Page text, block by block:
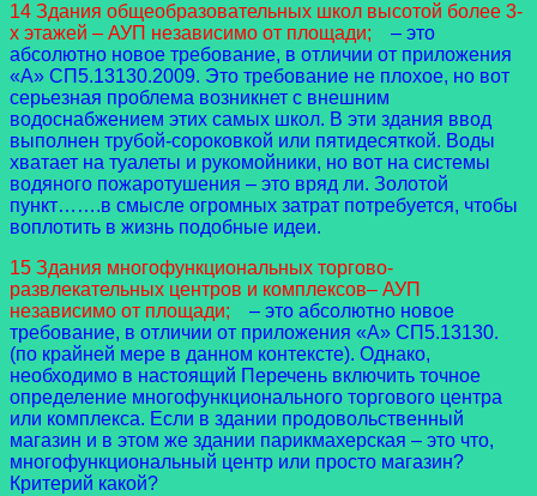
14 Здания общеобразовательных школ высотой более 3-
х этажей – АУП независимо от площади;
– это
абсолютно новое требование, в отличии от приложения
«А» СП5.13130.2009. Это требование не плохое, но вот
серьезная проблема возникнет с внешним
водоснабжением этих самых школ. В эти здания ввод
выполнен трубой-сороковкой или пятидесяткой. Воды
хватает на туалеты и рукомойники, но вот на системы
водяного пожаротушения – это вряд ли. Золотой
пункт…….в смысле огромных затрат потребуется, чтобы
воплотить в жизнь подобные идеи.
15 Здания многофункциональных торгово-
развлекательных центров и комплексов– АУП
независимо от площади;
– это абсолютно новое
требование, в отличии от приложения «А» СП5.13130.
(по крайней мере в данном контексте). Однако,
необходимо в настоящий Перечень включить точное
определение многофункционального торгового центра
или комплекса. Если в здании продовольственный
магазин и в этом же здании парикмахерская – это что,
многофункциональный центр или просто магазин?
Критерий какой?